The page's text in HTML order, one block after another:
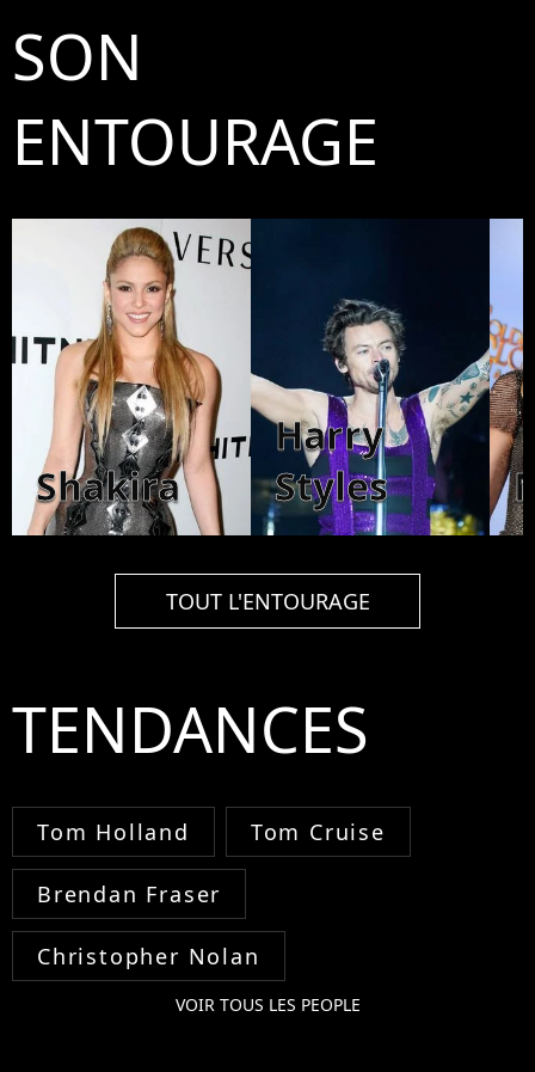
SON
ENTOURAGE
Shakira
Harry
Styles
TOUT L'ENTOURAGE
TENDANCES
Tom Holland Tom Cruise
Brendan Fraser
Christopher Nolan
VOIR TOUS LES PEOPLE